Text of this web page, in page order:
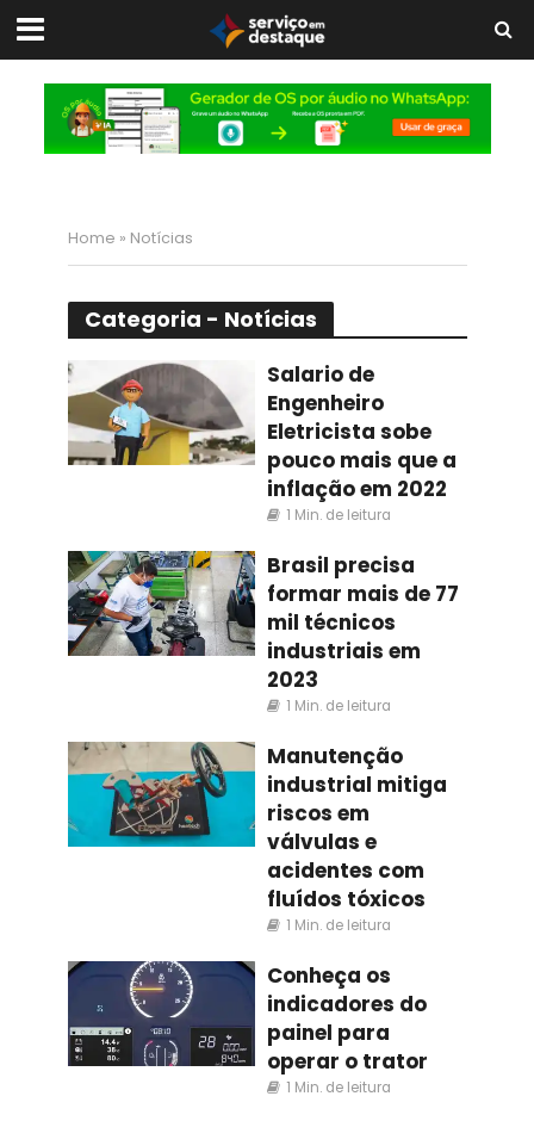
Home » Notícias
Categoria - Notícias
Salario de
Engenheiro
Eletricista sobe
pouco mais que a
inflação em 2022
1 Min. de leitura
Brasil precisa
formar mais de 77
mil técnicos
industriais em
2023
1 Min. de leitura
Manutenção
industrial mitiga
riscos em
válvulas e
acidentes com
fluídos tóxicos
1 Min. de leitura
Conheça os
indicadores do
painel para
operar o trator
1 Min. de leitura